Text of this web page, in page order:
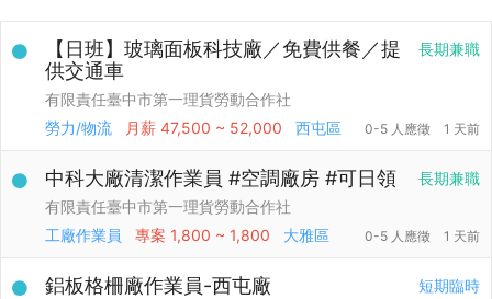
長期兼職
【日班】玻璃面板科技廠／免費供餐／提
供交通車
有限責任臺中市第一理貨勞動合作社
勞力/物流
月薪 47,500 ~ 52,000 西屯區 0-5 人應徵 1 天前
長期兼職
中科大廠清潔作業員 #空調廠房 #可日領
有限責任臺中市第一理貨勞動合作社
工廠作業員
專案 1,800 ~ 1,800 大雅區 0-5 人應徵 1 天前
短期臨時
鋁板格柵廠作業員-西屯廠